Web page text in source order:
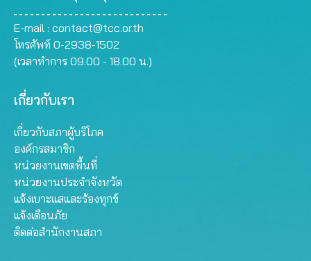
E-mail : contact@tcc.or.th
โทรศัพท์ 0-2938-1502
(เวลาทำการ 09.00 - 18.00 น.)
เกี่ยวกับเรา
เกี่ยวกับสภาผู้บริโภค
องค์กรสมาชิก
หน่วยงานเขตพื้นที่
หน่วยงานประจำจังหวัด
แจ้งเบาะแสและร้องทุกข์
แจ้งเตือนภัย
ติดต่อสำนักงานสภา